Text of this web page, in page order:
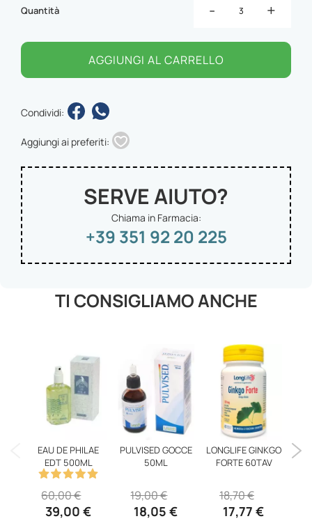
Quantità - +
AGGIUNGI AL CARRELLO
Condividi:
Aggiungi ai preferiti:
SERVE AIUTO?
Chiama in Farmacia:
+39 351 92 20 225
TI CONSIGLIAMO ANCHE
EAU DE PHILAE
EDT 500ML
39,00 €
60,00 €
PULVISED GOCCE
50ML
18,05 €
19,00 €
LONGLIFE GINKGO
FORTE 60TAV
17,77 €
18,70 €